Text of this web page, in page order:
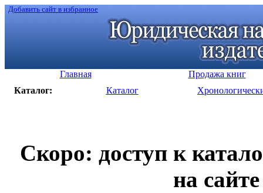
Добавить сайт в избранное
Главная
Продажа книг
Каталог:
Каталог
Скоро: доступ к
на